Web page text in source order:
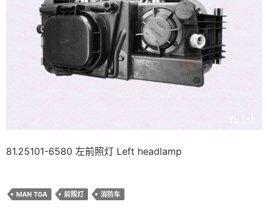
81.25101-6580 左前照灯 Left headlamp
MAN TGA 前照灯 消防车